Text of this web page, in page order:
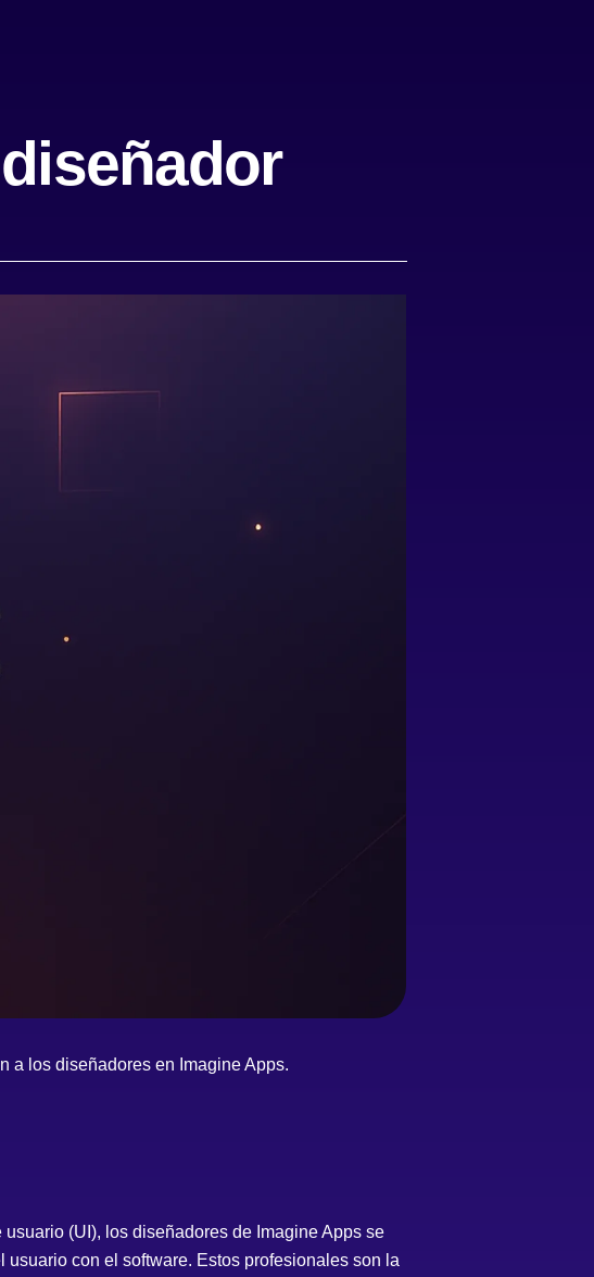
a los diseñadores en Imagine Apps.
(UI), los diseñadores de Imagine Apps se
con el software. Estos profesionales son la